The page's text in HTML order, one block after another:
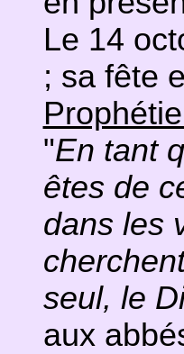
Le 14
; sa fête
"En tant
êtes de
dans les
seul, le
aux